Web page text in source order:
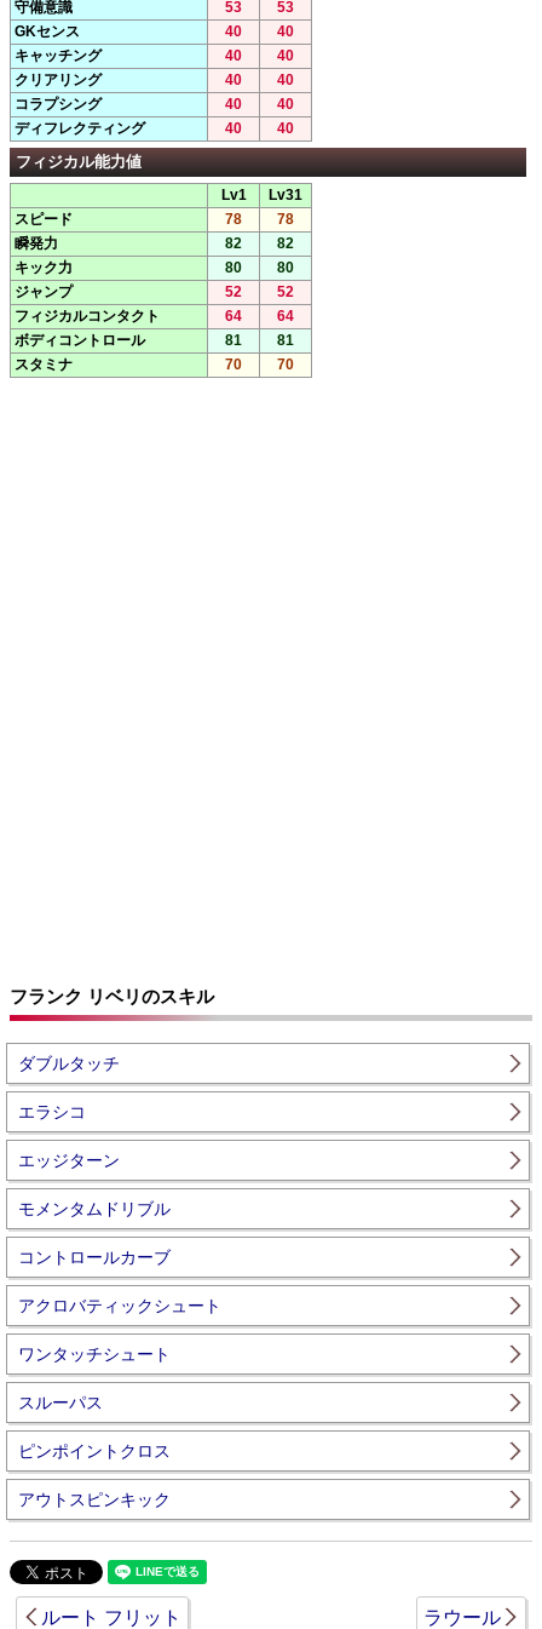
守備意識 53
53
GKセンス
40
40
キャッチング
40
40
クリアリング
40
40
コラプシング
40
40
ディフレクティング
40 40
フィジカル能力値
Lv1
Lv31
スピード
78
78
瞬発力
82
82
キック力
80
80
ジャンプ
52
52
フィジカルコンタクト
64
64
ボディコントロール
81
81
スタミナ
70 70
フランク リベリのスキル
ダブルタッチ
エラシコ
エッジターン
モメンタムドリブル
コントロールカーブ
アクロバティックシュート
ワンタッチシュート
スルーパス
ピンポイントクロス
アウトスピンキック
ルート フリット ラウール